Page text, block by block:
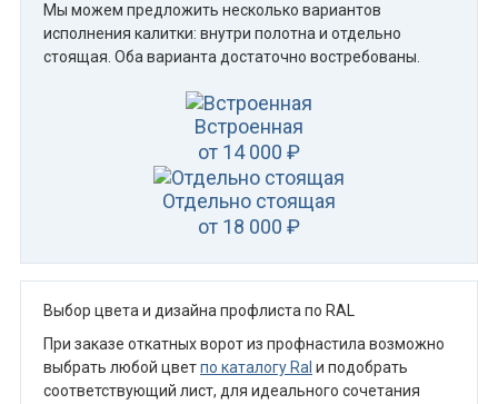
Мы можем предложить несколько вариантов
исполнения калитки: внутри полотна и отдельно
стоящая. Оба варианта достаточно востребованы.
Встроенная
от 14 000 ₽
Отдельно стоящая
от 18 000 ₽
Выбор цвета и дизайна профлиста по RAL
При заказе откатных ворот из профнастила возможно
выбрать любой цветпо каталогу Ral и подобрать
соответствующий лист, для идеального сочетания